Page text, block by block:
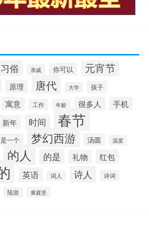
习俗 亲戚 你可以 元宵节
原理 唐代 大学 孩子
寓意 工作 年龄 很多人 手机
新年 时间 春节
是一个 梦幻西游 汤圆 温度
的人 的是 礼物 红包
英语 词人 诗人 诗词
陆游 黄庭坚